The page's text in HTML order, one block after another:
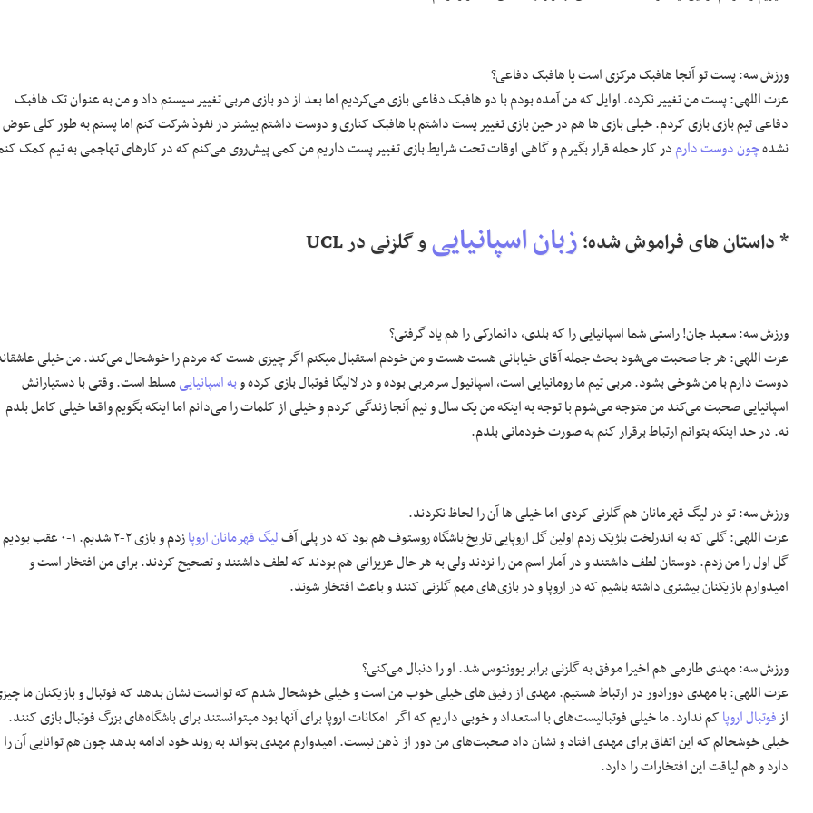
ورزش سه: پست تو آنجا هافبک مرکزی است یا هافبک دفاعی؟
عزت اللهی: پست من تغییر نکرده. اوایل که من آمده بودم با دو هافبک دفاعی بازی می‌کردیم اما بعد از دو بازی مربی تغییر سیستم داد و من به عنوان تک هافبک
دفاعی تیم بازی بازی کردم. خیلی بازی ها هم در حین بازی تغییر پست داشتم با هافبک کناری و دوست داشتم بیشتر در نفوذ شرکت کنم اما پستم به طور کلی عوض
نشدهچون دوست دارمدر کار حمله قرار بگیرم و گاهی اوقات تحت شرایط بازی تغییر پست داریم من کمی پیش‌روی می‌کنم که در کارهای تهاجمی به تیم کمک
* داستان های فراموش شده؛زبان اسپانیاییو گلزنی در UCL
ورزش سه: سعید جان! راستی شما اسپانیایی را که بلدی، دانمارکی را هم یاد گرفتی؟
عزت اللهی: هر جا صحبت می‌شود بحث جمله آقای خیابانی هست هست و من خودم استقبال میکنم اگر چیزی هست که مردم را خوشحال می‌کند. من خیلی
دوست دارم با من شوخی بشود. مربی تیم ما رومانیایی است، اسپانیول سرمربی بوده و در لالیگا فوتبال بازی کرده وبه اسپانیاییمسلط است. وقتی با دستیارانش
اسپانیایی صحبت می‌کند من متوجه می‌شوم با توجه به اینکه من یک سال و نیم آنجا زندگی کردم و خیلی از کلمات را می‌دانم اما اینکه بگویم واقعا خیلی کامل بلدم
نه. در حد اینکه بتوانم ارتباط برقرار کنم به صورت خودمانی بلدم.
ورزش سه: تو در لیگ قهرمانان هم گلزنی کردی اما خیلی ها آن را لحاظ نکردند.
عزت اللهی: گلی که به اندرلخت بلژیک زدم اولین گل اروپایی تاریخ باشگاه روستوف هم بود که در پلی آفلیگ قهرمانان اروپا
زدم و بازی ۲-۲ شدیم. ۱-۰ عقب
گل اول را من زدم. دوستان لطف داشتند و در آمار اسم من را نزدند ولی به هر حال عزیزانی هم بودند که لطف داشتند و تصحیح کردند. برای من‌ افتخار است و
امیدوارم بازیکنان بیشتری داشته باشیم که در اروپا و در بازی‌های مهم گلزنی کنند و باعث افتخار شوند.
ورزش سه: مهدی طارمی هم اخیرا موفق به گلزنی برابر یوونتوس شد. او را دنبال می‌کنی؟
عزت اللهی: با مهدی دورادور در ارتباط هستیم. مهدی از رفیق های خیلی خوب من است و خیلی خوشحال شدم که توانست نشان بدهد که فوتبال و بازیکنان ما
ازفوتبال اروپاکم ندارد. ما خیلی فوتبالیست‌های با استعداد و خوبی داریم که اگر امکانات اروپا برای آنها بود میتوانستند برای باشگاه‌های بزرگ فوتبال بازی کنند.
خیلی خوشحالم که این اتفاق برای مهدی افتاد و نشان داد صحبت‌های من دور از ذهن نیست. امیدوارم مهدی بتواند به روند خود ادامه بدهد چون هم توانایی آن را
دارد و هم لیاقت این افتخارات را دارد.